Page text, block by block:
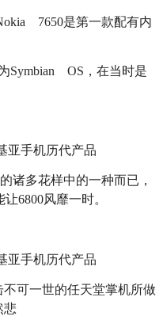
7650是第一款配有内
Symbian OS，在当时是
诸多花样中的一种而已，
6800风靡一时。
不可一世的任天堂掌机所做
悲